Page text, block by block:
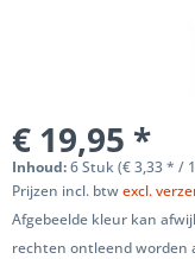
€ 19,95 *
Inhoud:6 Stuk (€ 3,33 * /
Prijzen incl. btwexcl.
Afgebeelde kleur kan
rechten ontleend worden